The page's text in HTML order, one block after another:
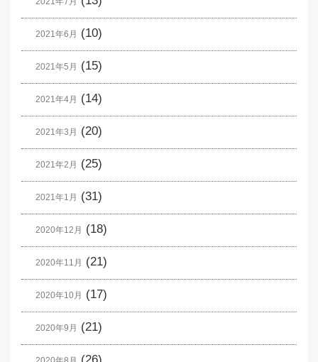
2021年6月 (10)
2021年5月 (15)
2021年4月 (14)
2021年3月 (20)
2021年2月 (25)
2021年1月 (31)
2020年12月 (18)
2020年11月 (21)
2020年10月 (17)
2020年9月 (21)